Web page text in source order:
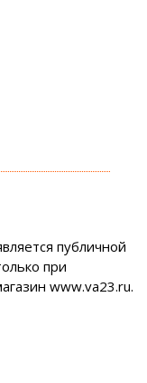
публичной
при
www.va23.ru.